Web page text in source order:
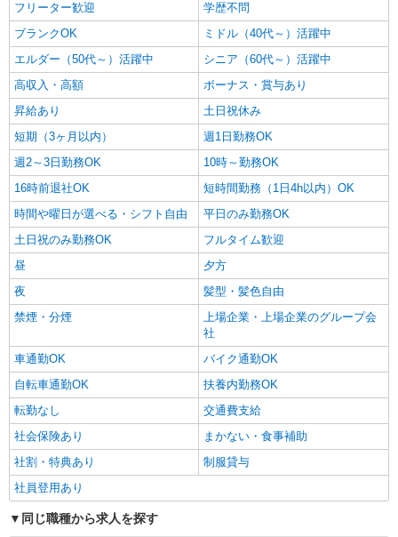
フリーター歓迎
学歴不問
ブランクOK
ミドル（40代～）活躍中
エルダー（50代～）活躍中
シニア（60代～）活躍中
高収入・高額
ボーナス・賞与あり
昇給あり
土日祝休み
短期（3ヶ月以内）
週1日勤務OK
週2～3日勤務OK
10時～勤務OK
16時前退社OK
短時間勤務（1日4h以内）OK
時間や曜日が選べる・シフト自由
平日のみ勤務OK
土日祝のみ勤務OK
フルタイム歓迎
昼
夕方
夜
髪型・髪色自由
禁煙・分煙
上場企業・上場企業のグループ会
社
車通勤OK
バイク通勤OK
自転車通勤OK
扶養内勤務OK
転勤なし
交通費支給
社会保険あり
まかない・食事補助
社割・特典あり
制服貸与
社員登用あり
同じ職種から求人を探す